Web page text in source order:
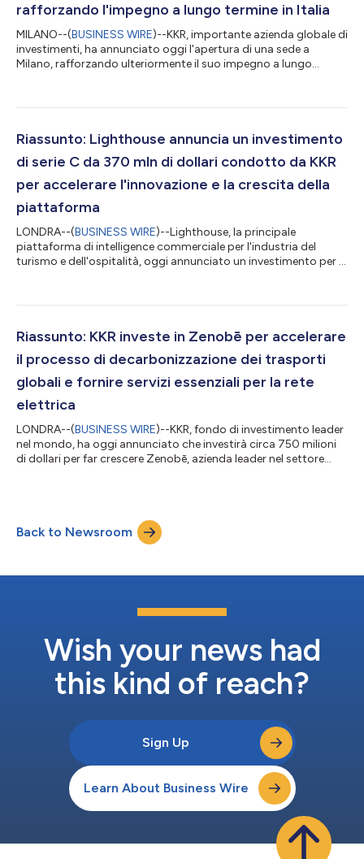
rafforzando l'impegno a lungo termine in Italia
MILANO--(BUSINESS WIRE)--KKR, importante azienda globale di
investimenti, ha annunciato oggi l'apertura di una sede a
Milano, rafforzando ulteriormente il suo impegno a lungo
attività di investimento della società nei settori Private Equity,
collaborazioni con i clienti e promuovendo lo sviluppo continuo
Riassunto: Lighthouse annuncia un investimento
di serie C da 370 mln di dollari condotto da KKR
per accelerare l'innovazione e la crescita della
piattaforma
LONDRA--(BUSINESS WIRE)--Lighthouse, la principale
piattaforma di intelligence commerciale per l'industria del
turismo e dell'ospitalità, oggi annunciato un investimento per la
missione di Lighthouse per rinnovare la strategia commerciale
turismo, del valore di 15 mld di dollari. I ricavi dell'investimento
Riassunto: KKR investe in Zenobē per accelerare
il processo di decarbonizzazione dei trasporti
globali e fornire servizi essenziali per la rete
elettrica
LONDRA--(BUSINESS WIRE)--KKR, fondo di investimento leader
nel mondo, ha oggi annunciato che investirà circa 750 milioni
di dollari per far crescere Zenobē, azienda leader nel settore
fornendo anche servizi per le reti elettriche che sono cruciali per
la decarbonizzazione del settore energetico. Il testo ori...
Back to Newsroom
Wish your news had
this kind of reach?
Sign Up
Learn About Business Wire